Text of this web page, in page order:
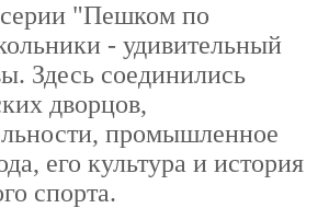
"Пешком по
- удивительный
Здесь соединились
дворцов,
промышленное
его культура и история
спорта.